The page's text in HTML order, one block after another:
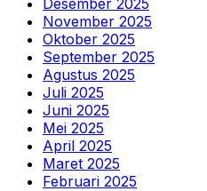
November 2025
Oktober 2025
September 2025
Agustus 2025
Juli 2025
Juni 2025
Mei 2025
April 2025
Maret 2025
Februari 2025